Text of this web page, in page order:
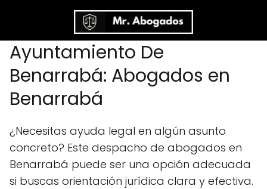
Ayuntamiento De
Benarrabá: Abogados en
Benarrabá
¿Necesitas ayuda legal en algún asunto
concreto? Este despacho de abogados en
Benarrabá puede ser una opción adecuada
si buscas orientación jurídica clara y efectiva.